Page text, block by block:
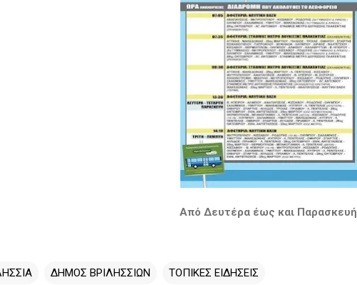
Από Δευτέρα έως και Παρασκευή
ΔΗΜΟΣ ΒΡΙΛΗΣΣΙΩΝ ΤΟΠΙΚΕΣ ΕΙΔΗΣΕΙΣ